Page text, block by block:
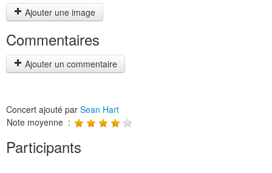
Ajouter une image
Commentaires
Ajouter un commentaire
Concert ajouté par Sean Hart
Note moyenne :
Participants